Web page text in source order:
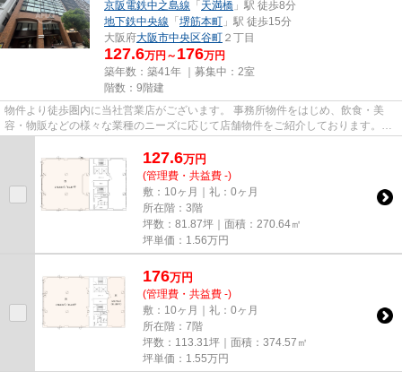
京阪電鉄中之島線 「天満橋 」駅 徒歩8分
地下鉄中央線 「堺筋本町 」駅 徒歩15分
大阪府大阪市中央区谷町 ２丁目
127.6万円～ 176万円
築年数：築41年 ｜募集中： 2室
階数：9階建
物件より徒歩圏内に当社営業店がございます。 事務所物件をはじめ、飲食・美
容・物販などの様々な業種のニーズに応じて店舗物件をご紹介しております。
尚、弊社ではおとり広告は一切...
127.6万円
(管理費・共益費 -)
敷：10ヶ月｜礼：0ヶ月
所在階：3階
坪数：81.87坪｜面積：270.64㎡
坪単価： 1.56万円
176万円
(管理費・共益費 -)
敷：10ヶ月｜礼：0ヶ月
所在階：7階
坪数：113.31坪｜面積：374.57㎡
坪単価： 1.55万円